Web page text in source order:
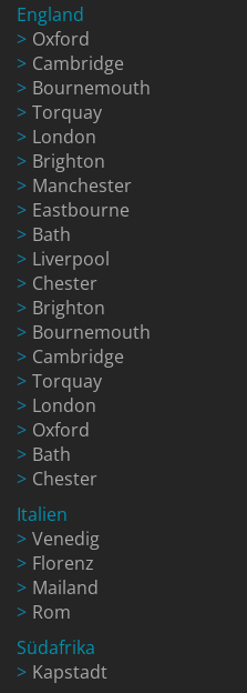
England
Oxford
Cambridge
Bournemouth
Torquay
London
Brighton
Manchester
Eastbourne
Bath
Liverpool
Chester
Brighton
Bournemouth
Cambridge
Torquay
London
Oxford
Bath
Chester
Italien
Venedig
Florenz
Mailand
Rom
Südafrika
Kapstadt